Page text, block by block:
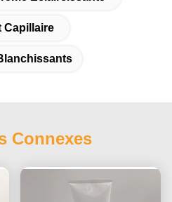
Capillaire
Connexes